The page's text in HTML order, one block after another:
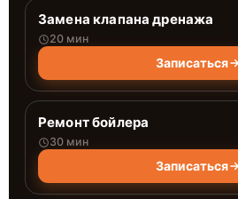
Замена клапана дренажа
20 мин
Записаться
Ремонт бойлера
30 мин
Записаться